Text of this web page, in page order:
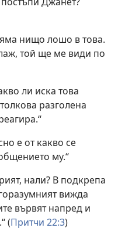
нищо лошо в това.
той ще ме види по
ли иска това
разголена
е от какво се
му.“
нали? В подкрепа
вижда
вървят напред и
(Притчи 22:3)